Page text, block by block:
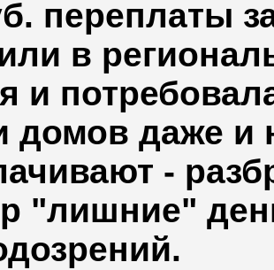
переплаты
в
и
домов даже и
-
"лишние"